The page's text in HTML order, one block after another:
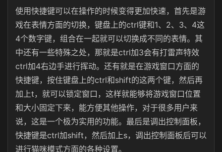
使用快捷键可以在操作的时候变得更加快速，首先是游
戏在表情方面的切换，键盘上的ctrl键和1、2、3、4这
4个数字键，组合在一起就可以切换成不同的表情。其
中还有一些特殊之处，那就是ctrl加3会有打雷声特效
ctrl加4右边手进行挥动。还有就是在游戏窗口方面的
快捷键，按住键盘上的ctrl和shift的这两个键，然后再
加上t，就可以锁定窗口，这样就能够将游戏窗口位置
和大小固定下来，能方便其他操作，对于很多用户来
说，这是一个极为实用的功能。最后是调出控制面板，
快捷键是ctrl加shift，然后加上s，调出控制面板后可以
进行猫咪模式方面的各种设置。